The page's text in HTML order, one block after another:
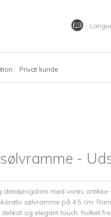
Privat kunde
-
detaljerigdom med vores antikke
sølvramme på 4,5 cm.
og elegant touch, hvilket